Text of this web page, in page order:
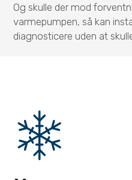
Og skulle der mod
varmepumpen, så kan
diagnosticere uden at